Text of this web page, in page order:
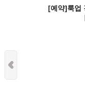
[예약]룩업